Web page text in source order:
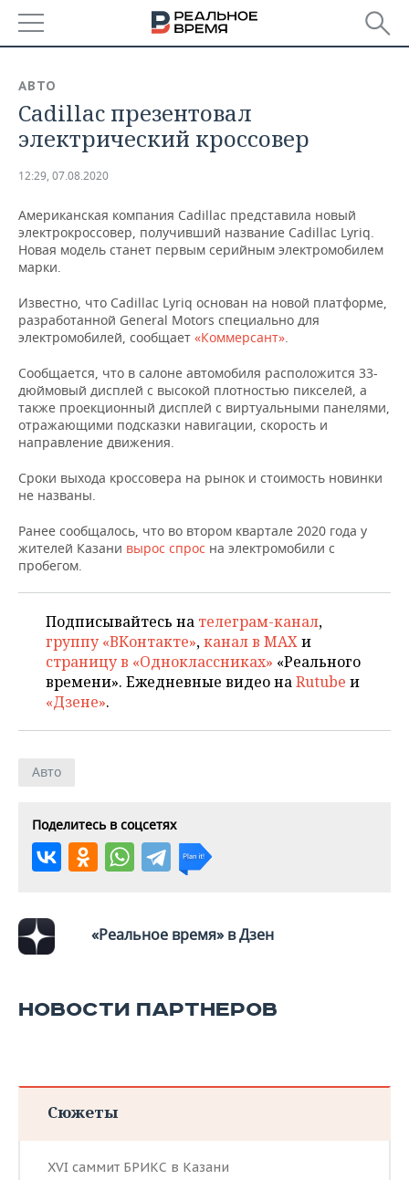
БАШКОРТОСТАН
ТАТАРСТАН
НОВОСТИ
АНАЛИТИКА
ДЕКЛАРАЦИИ О ДОХОДАХ
КОРОЛИ ГОСЗАКАЗА ПФО
ВУЗЫ ТАТАРСТАНА
ТОРГОВЫЕ ЦЕНТРЫ
ТАТАРСТАНА
НОВОСТИ ЭКОНОМИКИ
ФИНАНСЫ
БАНКИ
ИНВЕСТИЦИИ
ПРОМЫШЛЕННОСТЬ
НОВОСТИ
АГРОПРОМ
МАШИНОСТРОЕНИЕ
НЕФТЕХИМИЯ
ОПК
ЭНЕРГЕТИКА
НЕДВИЖИМОСТЬ
НОВОСТИ НЕДВИЖИМОСТИ
АВТО
НОВОСТИ БИЗНЕСА
РОЗНИЧНАЯ ТОРГОВЛЯ
ТРАНСПОРТ
УСЛУГИ
ТЕХНОЛОГИИ
НОВОСТИ ТЕХНОЛОГИЙ
IT
МЕДИА
ТЕЛЕКОММУНИКАЦИИ
МЕРОПРИЯТИЯ
НОВОСТИ МЕРОПРИЯТИЙ
ВЫЕЗДНАЯ РЕДАКЦИЯ
БИЗНЕС-БРАНЧИ
ОТКРЫТАЯ ЛЕКЦИЯ
СПОРТ
НОВОСТИ СПОРТА
ФУТБОЛ
БАСКЕТБОЛ
ВОЛЕЙБОЛ
КИБЕРСПОРТ
ФИГУРНОЕ КАТАНИЕ
ВОДНЫЕ ВИДЫ СПОРТА
ХОККЕЙ С МЯЧОМ
ОБЩЕСТВО
НОВОСТИ ОБЩЕСТВА
ИНФРАСТРУКТУРА
ИСТОРИЯ
КУЛЬТУРА
МЕДИЦИНА
ОБРАЗОВАНИЕ
ПРОИСШЕСТВИЯ
ФОТОГАЛЕРЕЯ
СЮЖЕТЫ
СПРАВОЧНИК
СПИСОК ПЕРСОН
СПИСОК КОМПАНИЙ
ПОЛНАЯ ВЕРСИЯ
АВТО
Cadillac презентовал
электрический кроссовер
12:29, 07.08.2020
Американская компания Cadillac представила новый
электрокроссовер, получивший название Cadillac Lyriq.
Новая модель станет первым серийным электромобилем
марки.
Известно, что Cadillac Lyriq основан на новой платформе,
разработанной General Motors специально для
электромобилей, сообщает «Коммерсант».
Сообщается, что в салоне автомобиля расположится 33-
дюймовый дисплей с высокой плотностью пикселей, а
также проекционный дисплей с виртуальными панелями,
отражающими подсказки навигации, скорость и
направление движения.
Сроки выхода кроссовера на рынок и стоимость новинки
не названы.
Ранее сообщалось, что во втором квартале 2020 года у
жителей Казани вырос спрос на электромобили с
пробегом.
Подписывайтесь на телеграм-канал,
группу «ВКонтакте»,канал в MAXи
страницу в «Одноклассниках» «Реального
времени». Ежедневные видео наRutube и
«Дзене».
Авто
Поделитесь в соцсетях
«Реальное время» в Дзен
НОВОСТИ ПАРТНЕРОВ
Сюжеты
XVI саммит БРИКС в Казани